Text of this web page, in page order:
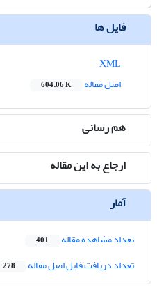
فایل ها
اصل مقاله
604.06 K
هم رسانی
ارجاع به این مقاله
آمار
تعداد مشاهده مقاله 401
تعداد دریافت فایل اصل مقاله 278